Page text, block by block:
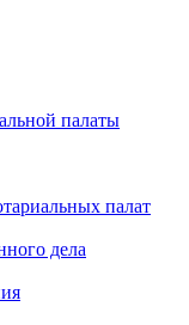
палаты
палат
дела